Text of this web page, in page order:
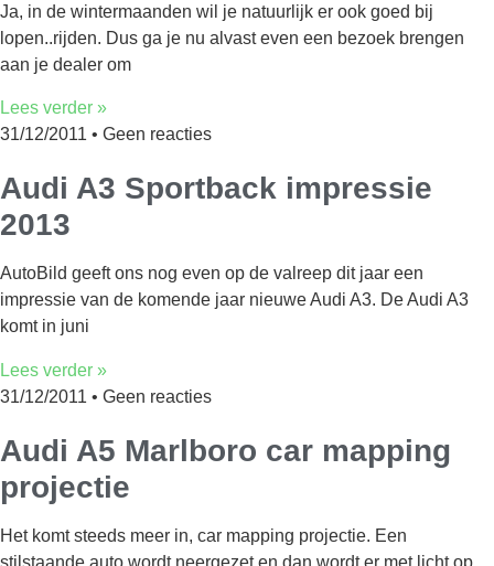
Ja, in de wintermaanden wil je natuurlijk er ook goed bij
lopen..rijden. Dus ga je nu alvast even een bezoek brengen
aan je dealer om
Lees verder »
31/12/2011
Geen reacties
Audi A3 Sportback impressie
2013
AutoBild geeft ons nog even op de valreep dit jaar een
impressie van de komende jaar nieuwe Audi A3. De Audi A3
komt in juni
Lees verder »
31/12/2011
Geen reacties
Audi A5 Marlboro car mapping
projectie
Het komt steeds meer in, car mapping projectie. Een
stilstaande auto wordt neergezet en dan wordt er met licht op